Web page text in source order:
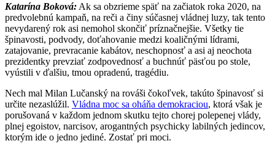
Katarína Boková: Ak sa obzrieme späť na začiatok roka 2020, na
predvolebnú kampaň, na reči a činy súčasnej vládnej luzy, tak tento
nevydarený rok asi nemohol skončiť príznačnejšie. Všetky tie
špinavosti, podvody, doťahovanie medzi koaličnými lídrami,
zatajovanie, prevracanie kabátov, neschopnosť a asi aj neochota
prezidentky prevziať zodpovednosť a buchnúť päsťou po stole,
vyústili v ďalšiu, tmou opradenú, tragédiu.
Nech mal Milan Lučanský na rováši čokoľvek, takúto špinavosť si
určite nezaslúžil. Vládna moc sa oháňa demokraciou, ktorá však je
porušovaná v každom jednom skutku tejto chorej polepenej vlády,
plnej egoistov, narcisov, arogantných psychicky labilných jedincov,
ktorým ide o jedno jediné. Zostať pri moci.